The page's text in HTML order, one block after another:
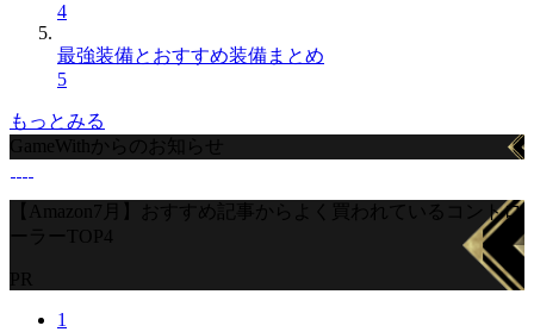
4
最強装備とおすすめ装備まとめ
5
もっとみる
GameWithからのお知らせ
【Amazon7月】おすすめ記事からよく買われているコントロ
ーラーTOP4
PR
1